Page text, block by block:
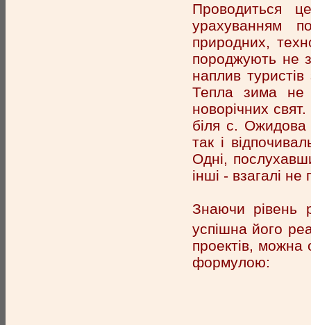
Проводиться
урахуванням
природних,
породжують не
наплив туристів
Тепла зима не
новорічних
біля с. Ожидова
так і
Одні,
інші - взагалі не
Знаючи рівень
успішна його
проектів, можна
формулою: